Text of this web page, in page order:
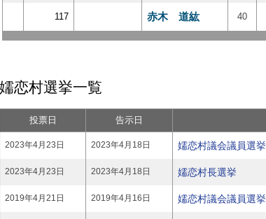
117 赤木 道紘 40
嬬恋村選挙一覧
投票日 告示日
2023年4月23日 2023年4月18日 嬬恋村議会議員選挙
2023年4月23日 2023年4月18日 嬬恋村長選挙
2019年4月21日 2019年4月16日 嬬恋村議会議員選挙